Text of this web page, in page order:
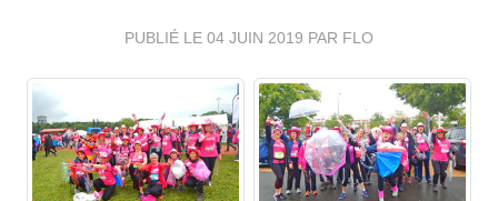
PUBLIÉ LE 04 JUIN 2019 PAR FLO